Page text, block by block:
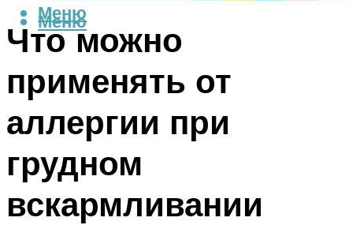
Меню
Меню
Что можно
применять от
аллергии при
грудном
вскармливании